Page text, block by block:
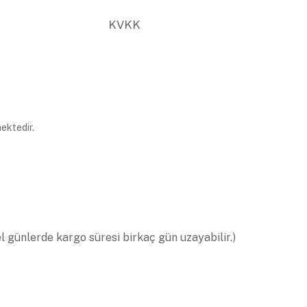
KVKK
günlerde kargo süresi birkaç gün uzayabilir.)